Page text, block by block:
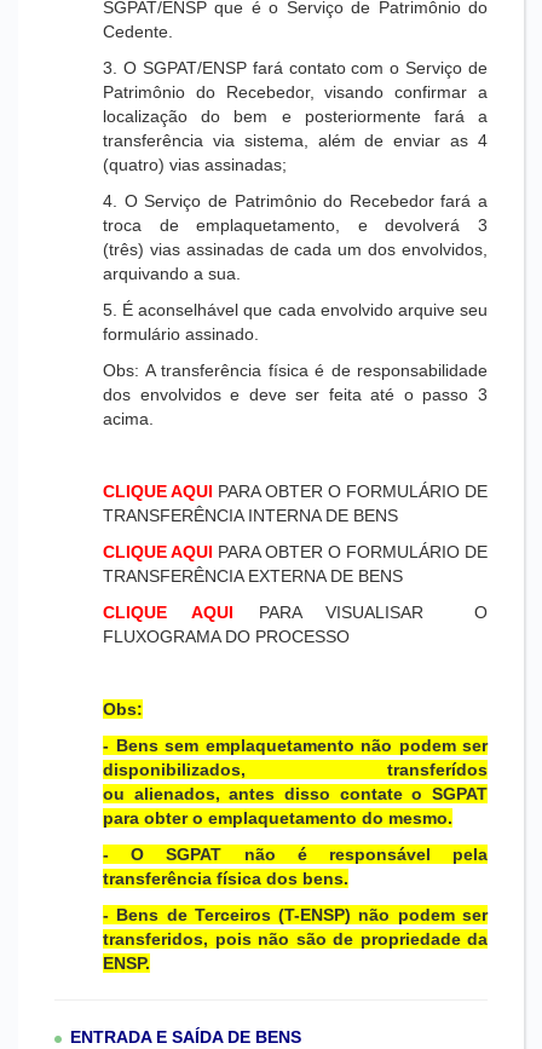
SGPAT/ENSP que é o Serviço de Patrimônio do
Cedente.
3. O SGPAT/ENSP fará contato com o Serviço de
Patrimônio do Recebedor, visando confirmar a
localização do bem e posteriormente fará a
transferência via sistema, além de enviar as 4
(quatro) vias assinadas;
4. O Serviço de Patrimônio do Recebedor fará a
troca de emplaquetamento, e devolverá 3
(três) vias assinadas de cada um dos envolvidos,
arquivando a sua.
5. É aconselhável que cada envolvido arquive seu
formulário assinado.
Obs: A transferência física é de responsabilidade
dos envolvidos e deve ser feita até o passo 3
acima.
CLIQUE AQUI PARA OBTER O FORMULÁRIO DE
TRANSFERÊNCIA INTERNA DE BENS
CLIQUE AQUI PARA OBTER O FORMULÁRIO DE
TRANSFERÊNCIA EXTERNA DE BENS
CLIQUE AQUI PARA VISUALISAR O
FLUXOGRAMA DO PROCESSO
Obs:
- Bens sem emplaquetamento não podem ser
disponibilizados, transferídos
ou alienados, antes disso contate o SGPAT
para obter o emplaquetamento do mesmo.
- O SGPAT não é responsável pela
transferência física dos bens.
- Bens de Terceiros (T-ENSP) não podem ser
transferidos, pois não são de propriedade da
ENSP.
ENTRADA E SAÍDA DE BENS